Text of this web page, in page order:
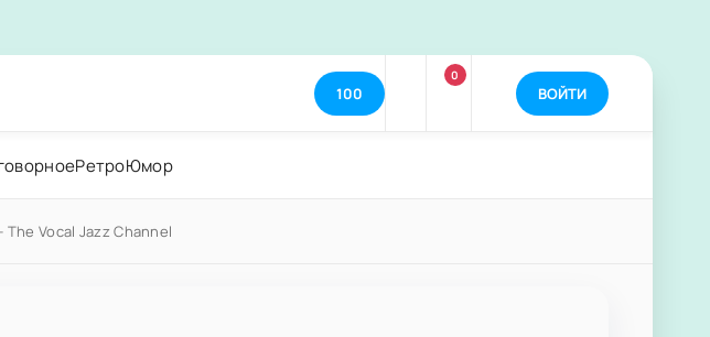
100
0
ВОЙТИ
РетроЮмор
The Vocal Jazz Channel